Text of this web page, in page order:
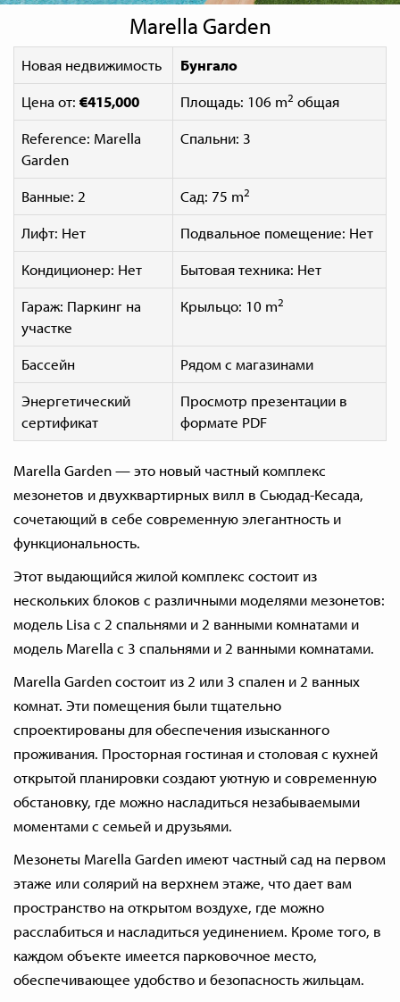
Marella Garden
Новая недвижимость
Бунгало
Цена от: €415,000 Площадь: 106 m2 общая
Reference: Marella
Garden
Спальни: 3
Ванные: 2 Сад: 75 m2
Лифт: Нет
Подвальное помещение: Нет
Кондиционер: Нет
Бытовая техника: Нет
Гараж: Паркинг на
участке
Крыльцо: 10 m2
Бассейн
Рядом с магазинами
Энергетический
сертификат
Просмотр презентации в
формате PDF
Marella Garden — это новый частный комплекс
мезонетов и двухквартирных вилл в Сьюдад-Кесада,
сочетающий в себе современную элегантность и
функциональность.
Этот выдающийся жилой комплекс состоит из
нескольких блоков с различными моделями мезонетов:
модель Lisa с 2 спальнями и 2 ванными комнатами и
модель Marella с 3 спальнями и 2 ванными комнатами.
Marella Garden состоит из 2 или 3 спален и 2 ванных
комнат. Эти помещения были тщательно
спроектированы для обеспечения изысканного
проживания. Просторная гостиная и столовая с кухней
открытой планировки создают уютную и современную
обстановку, где можно насладиться незабываемыми
моментами с семьей и друзьями.
Мезонеты Marella Garden имеют частный сад на первом
этаже или солярий на верхнем этаже, что дает вам
пространство на открытом воздухе, где можно
расслабиться и насладиться уединением. Кроме того, в
каждом объекте имеется парковочное место,
обеспечивающее удобство и безопасность жильцам.